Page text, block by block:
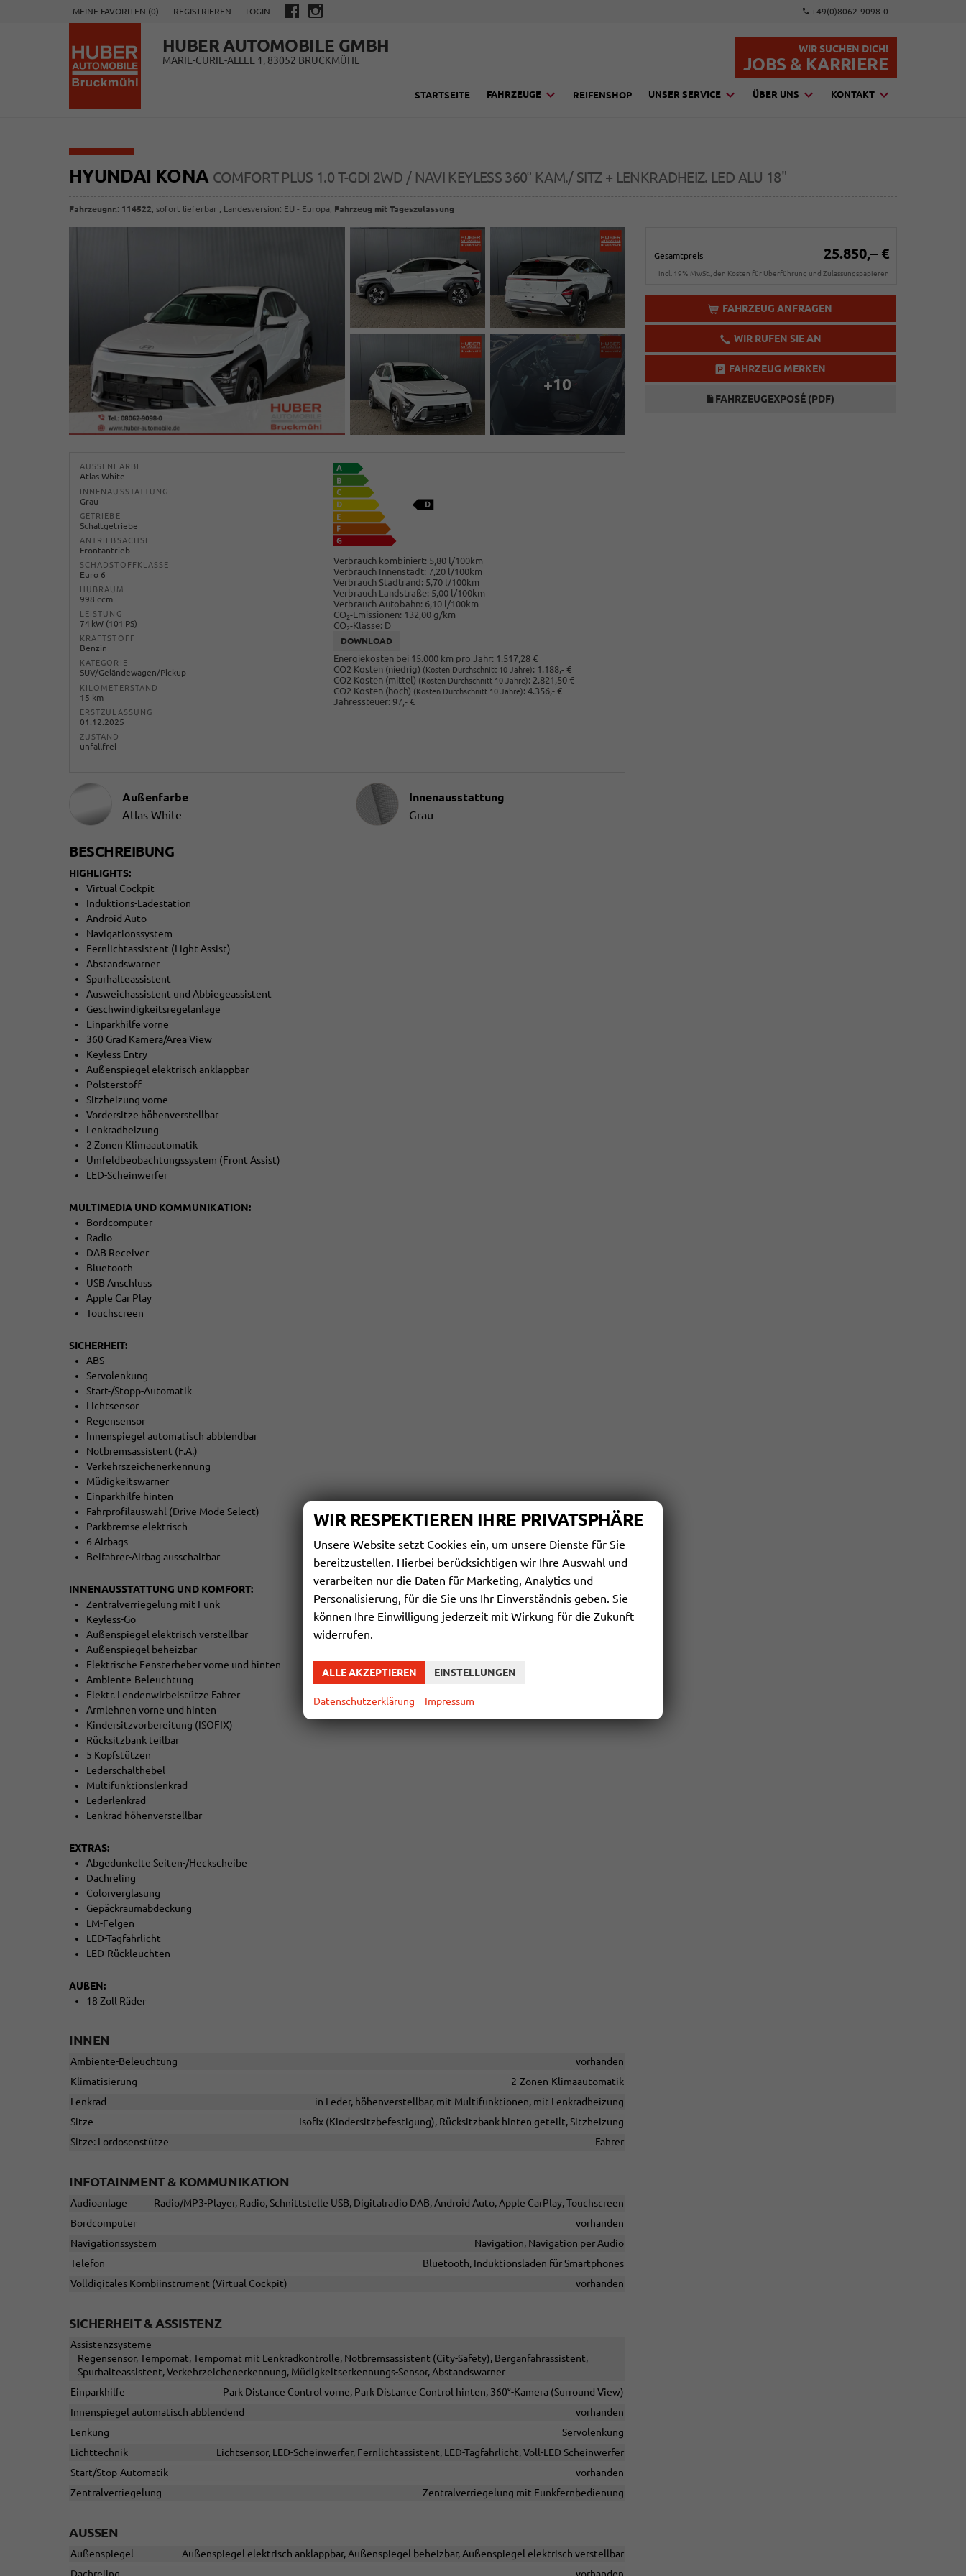
MEINE FAVORITEN (0) REGISTRIEREN LOGIN +49(0)8062-9098-0
HUBER AUTOMOBILE GMBH
MARIE-CURIE-ALLEE 1, 83052 BRUCKMÜHL
WIR SUCHEN DICH!
JOBS & KARRIERE
STARTSEITE FAHRZEUGE REIFENSHOP UNSER SERVICE ÜBER UNS KONTAKT
HYUNDAI KONA COMFORT PLUS 1.0 T-GDI 2WD / NAVI KEYLESS 360° KAM./ SITZ + LENKRADHEIZ. LED ALU 18"
Fahrzeugnr.: 114522, sofort lieferbar , Landesversion: EU - Europa, Fahrzeug mit Tageszulassung
Gesamtpreis 25.850,– €
incl. 19% MwSt., den Kosten für Überführung und Zulassungspapieren
FAHRZEUG ANFRAGEN
WIR RUFEN SIE AN
FAHRZEUG MERKEN
FAHRZEUGEXPOSÉ (PDF)
+10
AUSSENFARBE
Atlas White
INNENAUSSTATTUNG
Grau
GETRIEBE
Schaltgetriebe
ANTRIEBSACHSE
Frontantrieb
SCHADSTOFFKLASSE
Euro 6
HUBRAUM
998 ccm
LEISTUNG
74 kW (101 PS)
KRAFTSTOFF
Benzin
KATEGORIE
SUV/Geländewagen/Pickup
KILOMETERSTAND
15 km
ERSTZULASSUNG
01.12.2025
ZUSTAND
unfallfrei
Verbrauch kombiniert: 5,80 l/100km
Verbrauch Innenstadt: 7,20 l/100km
Verbrauch Stadtrand: 5,70 l/100km
Verbrauch Landstraße: 5,00 l/100km
Verbrauch Autobahn: 6,10 l/100km
CO2-Emissionen: 132,00 g/km
CO2-Klasse: D
DOWNLOAD
Energiekosten bei 15.000 km pro Jahr: 1.517,28 €
CO2 Kosten (niedrig) (Kosten Durchschnitt 10 Jahre): 1.188,- €
CO2 Kosten (mittel) (Kosten Durchschnitt 10 Jahre): 2.821,50 €
CO2 Kosten (hoch) (Kosten Durchschnitt 10 Jahre): 4.356,- €
Jahressteuer: 97,- €
Außenfarbe
Atlas White
Innenausstattung
Innenausstattung
Grau
BESCHREIBUNG
HIGHLIGHTS:
Virtual Cockpit
Induktions-Ladestation
Android Auto
Navigationssystem
Fernlichtassistent (Light Assist)
Abstandswarner
Spurhalteassistent
Ausweichassistent und Abbiegeassistent
Geschwindigkeitsregelanlage
Einparkhilfe vorne
360 Grad Kamera/Area View
Keyless Entry
Außenspiegel elektrisch anklappbar
Polsterstoff
Sitzheizung vorne
Vordersitze höhenverstellbar
Lenkradheizung
2 Zonen Klimaautomatik
Umfeldbeobachtungssystem (Front Assist)
LED-Scheinwerfer
MULTIMEDIA UND KOMMUNIKATION:
Bordcomputer
Radio
DAB Receiver
Bluetooth
USB Anschluss
Apple Car Play
Touchscreen
SICHERHEIT:
ABS
Servolenkung
Start-/Stopp-Automatik
Lichtsensor
Regensensor
Innenspiegel automatisch abblendbar
Notbremsassistent (F.A.)
Verkehrszeichenerkennung
Müdigkeitswarner
Einparkhilfe hinten
Fahrprofilauswahl (Drive Mode Select)
Parkbremse elektrisch
6 Airbags
Beifahrer-Airbag ausschaltbar
INNENAUSSTATTUNG UND KOMFORT:
Zentralverriegelung mit Funk
Keyless-Go
Außenspiegel elektrisch verstellbar
Außenspiegel beheizbar
Elektrische Fensterheber vorne und hinten
Ambiente-Beleuchtung
Elektr. Lendenwirbelstütze Fahrer
Armlehnen vorne und hinten
Kindersitzvorbereitung (ISOFIX)
Rücksitzbank teilbar
5 Kopfstützen
Lederschalthebel
Multifunktionslenkrad
Lederlenkrad
Lenkrad höhenverstellbar
EXTRAS:
Abgedunkelte Seiten-/Heckscheibe
Dachreling
Colorverglasung
Gepäckraumabdeckung
LM-Felgen
LED-Tagfahrlicht
LED-Rückleuchten
AUßEN:
18 Zoll Räder
INNEN
Ambiente-Beleuchtung
vorhanden
Klimatisierung
2-Zonen-Klimaautomatik
Lenkrad
in Leder, höhenverstellbar, mit Multifunktionen, mit Lenkradheizung
Sitze
Isofix (Kindersitzbefestigung), Rücksitzbank hinten geteilt, Sitzheizung
Sitze: Lordosenstütze
Fahrer
INFOTAINMENT & KOMMUNIKATION
Audioanlage
Radio/MP3-Player, Radio, Schnittstelle USB, Digitalradio DAB, Android Auto, Apple CarPlay, Touchscreen
Bordcomputer
vorhanden
Navigationssystem
Navigation, Navigation per Audio
Telefon
Bluetooth, Induktionsladen für Smartphones
Volldigitales Kombiinstrument (Virtual Cockpit)
vorhanden
SICHERHEIT & ASSISTENZ
Assistenzsysteme
Regensensor, Tempomat, Tempomat mit Lenkradkontrolle, Notbremsassistent (City-Safety), Berganfahrassistent,
Spurhalteassistent, Verkehrzeichenerkennung, Müdigkeitserkennungs-Sensor, Abstandswarner
Einparkhilfe
Park Distance Control vorne, Park Distance Control hinten, 360°-Kamera (Surround View)
Innenspiegel automatisch abblendend
vorhanden
Lenkung
Servolenkung
Lichttechnik
Lichtsensor, LED-Scheinwerfer, Fernlichtassistent, LED-Tagfahrlicht, Voll-LED Scheinwerfer
Start/Stop-Automatik
vorhanden
Zentralverriegelung
Zentralverriegelung mit Funkfernbedienung
AUSSEN
Außenspiegel
Außenspiegel elektrisch anklappbar, Außenspiegel beheizbar, Außenspiegel elektrisch verstellbar
WIR RESPEKTIEREN IHRE PRIVATSPHÄRE
Unsere Website setzt Cookies ein, um unsere Dienste für Sie
bereitzustellen. Hierbei berücksichtigen wir Ihre Auswahl und
verarbeiten nur die Daten für Marketing, Analytics und
Personalisierung, für die Sie uns Ihr Einverständnis geben. Sie
können Ihre Einwilligung jederzeit mit Wirkung für die Zukunft
widerrufen.
ALLE AKZEPTIEREN EINSTELLUNGEN
Datenschutzerklärung Impressum